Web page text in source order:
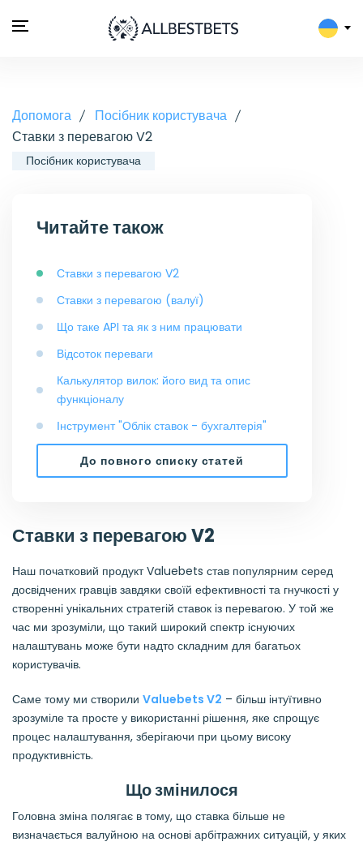
Допомога
Посібник користувача
Ставки з перевагою V2
Посібник користувача
Читайте також
Ставки з перевагою V2
Ставки з перевагою (валуї)
Що таке API та як з ним працювати
Відсоток переваги
Калькулятор вилок: його вид та опис
функціоналу
Інструмент "Облік ставок - бухгалтерія"
До повного списку статей
Ставки з перевагою V2
Наш початковий продукт Valuebets став популярним серед
досвідчених гравців завдяки своїй ефективності та гнучкості у
створенні унікальних стратегій ставок із перевагою. У той же
час ми зрозуміли, що такий широкий спектр існуючих
налаштувань може бути надто складним для багатьох
користувачів.
Саме тому ми створили Valuebets V2 – більш інтуїтивно
зрозуміле та просте у використанні рішення, яке спрощує
процес налаштування, зберігаючи при цьому високу
продуктивність.
Що змінилося
Головна зміна полягає в тому, що ставка більше не
визначається валуйною на основі арбітражних ситуацій, у яких